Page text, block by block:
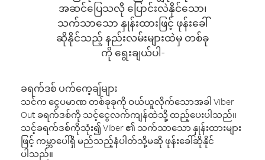
အဆင်ပြေသလို ပြောင်းလဲနိုင်သော၊
သက်သာသော နှုန်းထားဖြင့် ဖုန်းခေါ်
ဆိုနိုင်သည့် နည်းလမ်းများထဲမှ တစ်ခု
ကို ရွေးချယ်ပါ-
ခရက်ဒစ် ပက်ကေ့ချ်များ
သင်က ငွေပမာဏ တစ်ခုခုကို ဝယ်ယူလိုက်သောအခါ Viber
Out ခရက်ဒစ်ကို သင့်ငွေလက်ကျန်ထဲသို့ ထည့်ပေးပါသည်။
သင့်ခရက်ဒစ်ကိုသုံး၍ Viber ၏ သက်သာသော နှုန်းထားများ
ဖြင့် ကမ္ဘာပေါ်ရှိ မည်သည့်နံပါတ်သို့မဆို ဖုန်းခေါ်ဆိုနိုင်
ပါသည်။